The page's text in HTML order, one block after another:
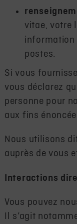
vitae, votre
information
postes.
Si vous
vous déclarez
personne pour
aux fins
Nous utilisons
auprès de vous
Interactions
Vous pouvez
Il s’agit